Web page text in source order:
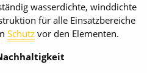
wasserdichte, winddichte
für alle Einsatzbereiche
Schutz vor den Elementen.